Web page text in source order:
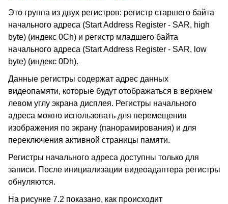
Это группа из двух регистров: регистр старшего байта
начального адреса (Start Address Register - SAR, high
byte) (индекс 0Ch) и регистр младшего байта
начального адреса (Start Address Register - SAR, low
byte) (индекс 0Dh).
Данные регистры содержат адрес данных
видеопамяти, которые будут отображаться в верхнем
левом углу экрана дисплея. Регистры начального
адреса можно использовать для перемещения
изображения по экрану (панорамирования) и для
переключения активной страницы памяти.
Регистры начального адреса доступны только для
записи. После инициализации видеоадаптера регистры
обнуляются.
На рисунке 7.2 показано, как происходит